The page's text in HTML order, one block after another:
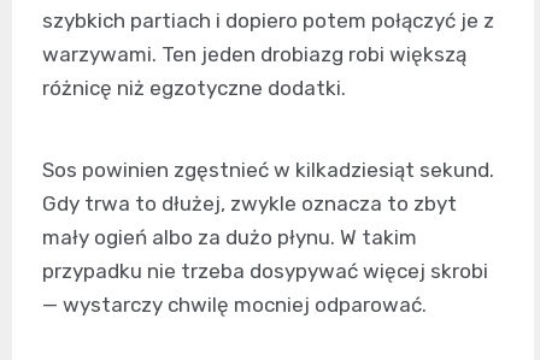
szybkich partiach i dopiero potem połączyć je z
warzywami. Ten jeden drobiazg robi większą
różnicę niż egzotyczne dodatki.
Sos powinien zgęstnieć w kilkadziesiąt sekund.
Gdy trwa to dłużej, zwykle oznacza to zbyt
mały ogień albo za dużo płynu. W takim
przypadku nie trzeba dosypywać więcej skrobi
— wystarczy chwilę mocniej odparować.